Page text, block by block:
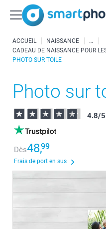
ACCUEIL
NAISSANCE
CADEAU DE NAISSANCE POUR
PHOTO SUR TOILE
Photo sur
4.8/5
Dès48,99
Frais de port en sus